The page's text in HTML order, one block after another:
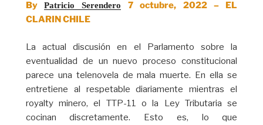
By Patricio Serendero
7 octubre, 2022 – EL
CLARIN CHILE
La actual discusión en el Parlamento sobre la
eventualidad de un nuevo proceso constitucional
parece una telenovela de mala muerte. En ella se
entretiene al respetable diariamente mientras el
royalty minero, el TTP-11 o la Ley Tributaria se
cocinan discretamente. Esto es, lo que